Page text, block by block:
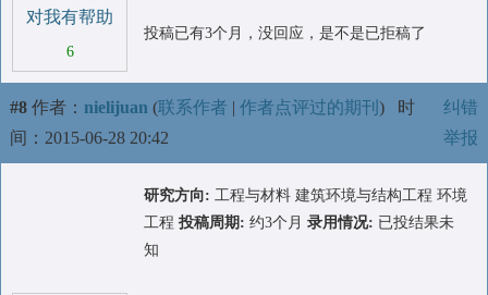
对我有帮助
6
投稿已有3个月，没回应，是不是已拒稿了
#8 作者： nielijuan (联系作者 | 作者点评过的期刊 ) 时
间：2015-06-28 20:42
纠错
举报
研究方向: 工程与材料 建筑环境与结构工程 环境
工程 投稿周期: 约3个月 录用情况: 已投结果未
知